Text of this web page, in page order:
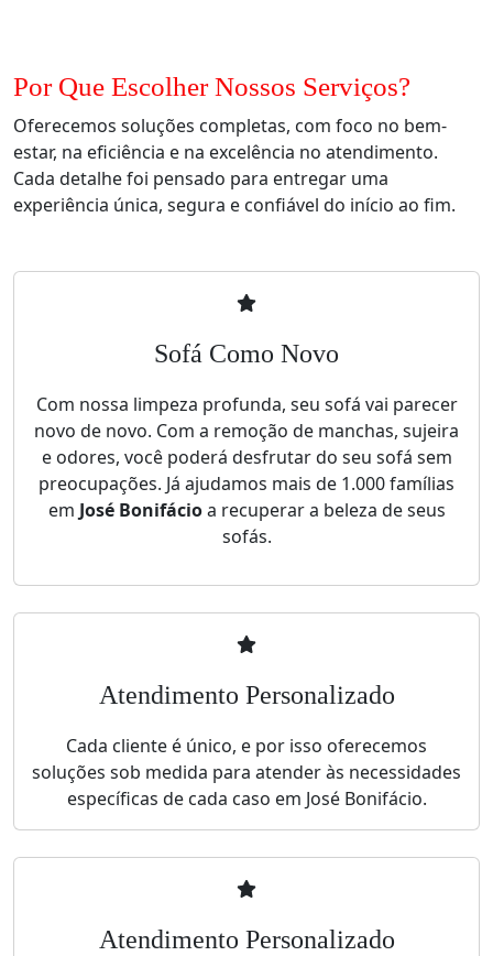
Por Que Escolher Nossos Serviços?
Oferecemos soluções completas, com foco no bem-
estar, na eficiência e na excelência no atendimento.
Cada detalhe foi pensado para entregar uma
experiência única, segura e confiável do início ao fim.
Sofá Como Novo
Com nossa limpeza profunda, seu sofá vai parecer
novo de novo. Com a remoção de manchas, sujeira
e odores, você poderá desfrutar do seu sofá sem
preocupações. Já ajudamos mais de 1.000 famílias
em José Bonifácioa recuperar a beleza de seus
sofás.
Atendimento Personalizado
Cada cliente é único, e por isso oferecemos
soluções sob medida para atender às necessidades
específicas de cada caso em José Bonifácio.
Atendimento Personalizado